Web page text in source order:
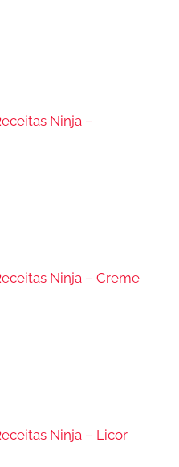
Ninja –
Ninja – Creme
Ninja – Licor